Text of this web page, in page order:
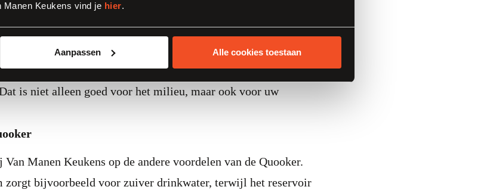
Manen Keukens vind je hier.
Aanpassen Alle cookies toestaan
innovatieve kraan ook financiële voordelen. De nieuwste
per jaar. Dit vertaalt zich naar een jaarlijkse
€ 200,-. Een traditionele waterkoker verbruikt gemiddeld
een kostenplaatje van ongeveer € 292,- per jaar. Een besparing
is niet alleen goed voor het milieu, maar ook voor uw
Manen Keukens op de andere voordelen van de Quooker.
zorgt bijvoorbeeld voor zuiver drinkwater, terwijl het reservoir